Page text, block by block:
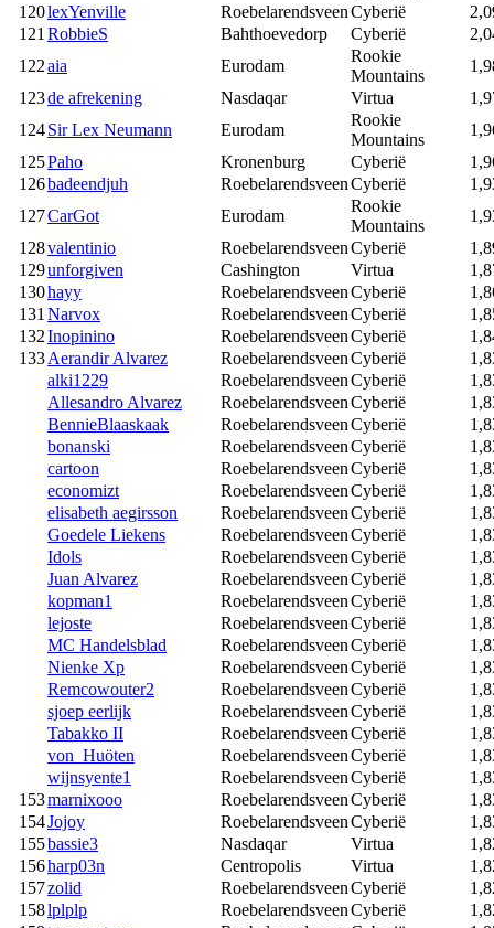
120lexYenville RoebelarendsveenCyberië
121 RobbieS Bahthoevedorp Cyberië
122aia Eurodam
Rookie
Mountains
123de afrekening Nasdaqar Virtua
124Sir Lex Neumann Eurodam
Rookie
Mountains
125Paho Kronenburg Cyberië
126badeendjuh RoebelarendsveenCyberië
127CarGot Eurodam
Rookie
Mountains
128valentinio RoebelarendsveenCyberië
129unforgiven Cashington Virtua
130hayy RoebelarendsveenCyberië
131 Narvox RoebelarendsveenCyberië
132Inopinino RoebelarendsveenCyberië
133Aerandir Alvarez RoebelarendsveenCyberië
alki1229
RoebelarendsveenCyberië
Allesandro Alvarez
RoebelarendsveenCyberië
BennieBlaaskaak
RoebelarendsveenCyberië
bonanski
RoebelarendsveenCyberië
cartoon
RoebelarendsveenCyberië
economizt
RoebelarendsveenCyberië
elisabeth aegirsson
RoebelarendsveenCyberië
Goedele Liekens
RoebelarendsveenCyberië
Idols
RoebelarendsveenCyberië
Juan Alvarez
RoebelarendsveenCyberië
kopman1
RoebelarendsveenCyberië
lejoste
RoebelarendsveenCyberië
MC Handelsblad
RoebelarendsveenCyberië
Nienke Xp
RoebelarendsveenCyberië
Remcowouter2
RoebelarendsveenCyberië
sjoep eerlijk
RoebelarendsveenCyberië
Tabakko II
RoebelarendsveenCyberië
von_Huöten
RoebelarendsveenCyberië
wijnsyente1
RoebelarendsveenCyberië
153marnixooo RoebelarendsveenCyberië
154Jojoy RoebelarendsveenCyberië
155bassie3 Nasdaqar Virtua
156harp03n Centropolis Virtua
157zolid RoebelarendsveenCyberië
158lplplp RoebelarendsveenCyberië